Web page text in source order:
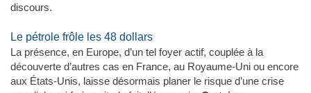
discours.
Le pétrole frôle les 48 dollars
La présence, en Europe, d’un tel foyer actif, couplée à la
découverte d’autres cas en France, au Royaume-Uni ou encore
aux États-Unis, laisse désormais planer le risque d’une crise